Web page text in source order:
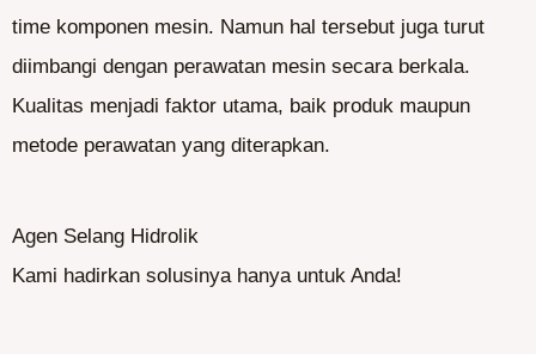
time komponen mesin. Namun hal tersebut juga turut
diimbangi dengan perawatan mesin secara berkala.
Kualitas menjadi faktor utama, baik produk maupun
metode perawatan yang diterapkan.
Agen Selang Hidrolik
Kami hadirkan solusinya hanya untuk Anda!